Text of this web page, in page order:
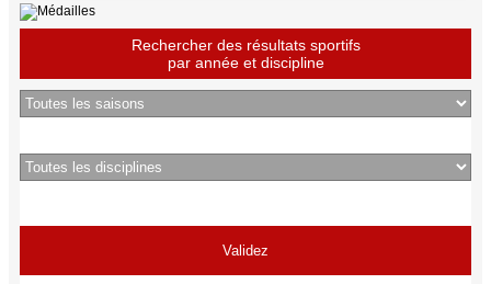
Rechercher des résultats sportifs
par année et discipline